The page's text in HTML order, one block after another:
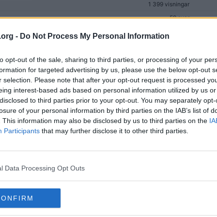
- Do Not Process My Personal Information
opt-out of the sale, sharing to third parties, or processing of your
for targeted advertising by us, please use the below opt-out
selection. Please note that after your opt-out request is processed
interest-based ads based on personal information utilized by us
to third parties prior to your opt-out. You may separately
of your personal information by third parties on the IAB’s list of
This information may also be disclosed by us to third parties on the
Participants that may further disclose it to other third parties.
Data Processing Opt Outs
1 399 visningar
59 svar
586 svar
5 083 svar
670 002 visningar
5 svar
979 visningar
samma mekanism
9 svar
923 visningar
10 svar
2 181 visningar
som lever än idag (2)
14 svar